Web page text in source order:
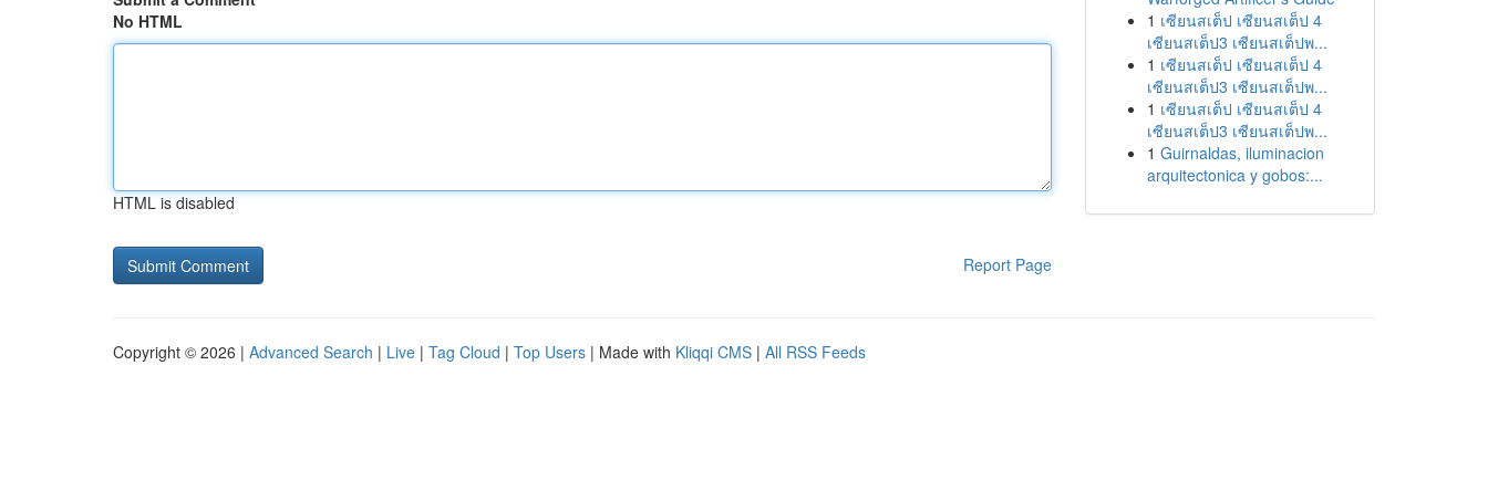
No HTML
HTML is disabled
Report Page
1 เซียนสเต็ป เซียนสเต็ป 4
เซียนสเต็ป3 เซียนสเต็ปพ...
1 เซียนสเต็ป เซียนสเต็ป 4
เซียนสเต็ป3 เซียนสเต็ปพ...
1 เซียนสเต็ป เซียนสเต็ป 4
เซียนสเต็ป3 เซียนสเต็ปพ...
1 Guirnaldas, iluminacion
arquitectonica y gobos:...
Copyright © 2026 | Advanced Search | Live | Tag Cloud | Top Users | Made with Kliqqi CMS | All RSS Feeds